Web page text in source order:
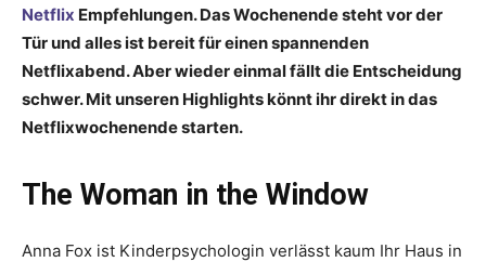
Netflix Empfehlungen. Das Wochenende steht vor der
Tür und alles ist bereit für einen spannenden
Netflixabend. Aber wieder einmal fällt die Entscheidung
schwer. Mit unseren Highlights könnt ihr direkt in das
Netflixwochenende starten.
The Woman in the Window
Anna Fox ist Kinderpsychologin verlässt kaum Ihr Haus in